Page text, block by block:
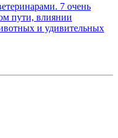
7 очень
пути, влиянии
и удивительных